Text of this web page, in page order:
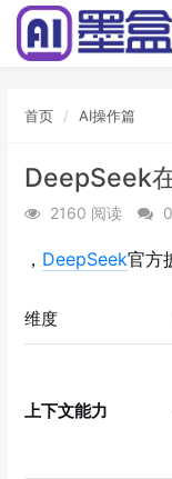
首页 AI操作篇
DeepSeek
2160 阅读
， DeepSeek官方
维度
上下文能力